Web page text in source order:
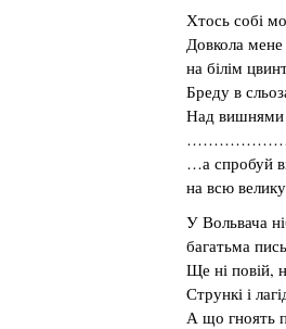
Хтось собі
Довкола
на білім
Бреду в
Над вишнями
…а спробуй
на всю
У Вольвача
багатьма
Ще ні повій,
Стрункі і
А що гноять